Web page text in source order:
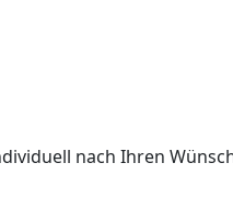
nach Ihren